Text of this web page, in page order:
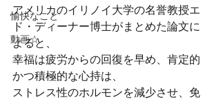
愉快なこと
動画☆
アメリカのイリノイ大学の名誉教授エ
ド・ディーナー博士がまとめた論文に
よると、
幸福は疲労からの回復を早め、肯定的
かつ積極的な心持は、
ストレス性のホルモンを減少させ、免